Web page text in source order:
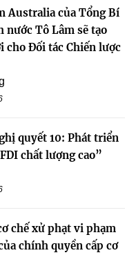
Australia của Tổng Bí
nước Tô Lâm sẽ tạo
cho Đối tác Chiến lược
quyết 10: Phát triển
chất lượng cao”
chế xử phạt vi phạm
chính quyền cấp cơ